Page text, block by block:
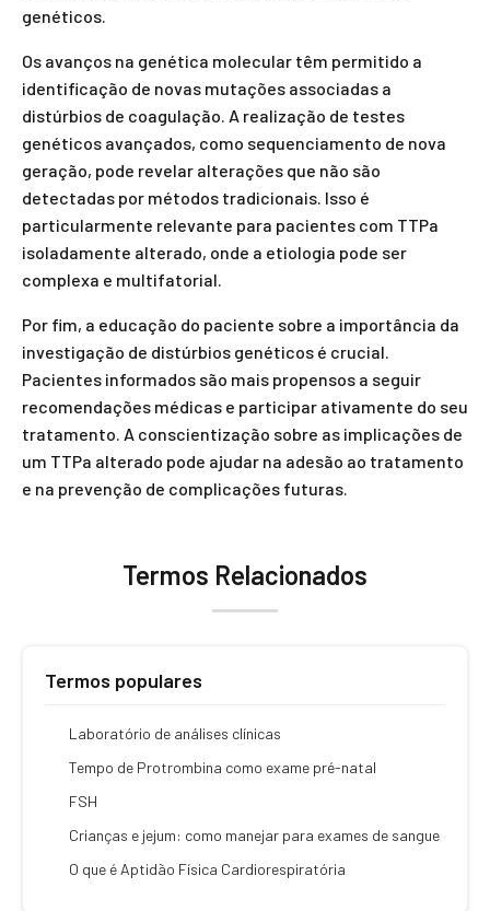
genéticos.
Os avanços na genética molecular têm permitido a
identificação de novas mutações associadas a
distúrbios de coagulação. A realização de testes
genéticos avançados, como sequenciamento de nova
geração, pode revelar alterações que não são
detectadas por métodos tradicionais. Isso é
particularmente relevante para pacientes com TTPa
isoladamente alterado, onde a etiologia pode ser
complexa e multifatorial.
Por fim, a educação do paciente sobre a importância da
investigação de distúrbios genéticos é crucial.
Pacientes informados são mais propensos a seguir
recomendações médicas e participar ativamente do seu
tratamento. A conscientização sobre as implicações de
um TTPa alterado pode ajudar na adesão ao tratamento
e na prevenção de complicações futuras.
Termos Relacionados
Termos populares
Laboratório de análises clínicas
Tempo de Protrombina como exame pré-natal
FSH
Crianças e jejum: como manejar para exames de sangue
O que é Aptidão Física Cardiorespiratória